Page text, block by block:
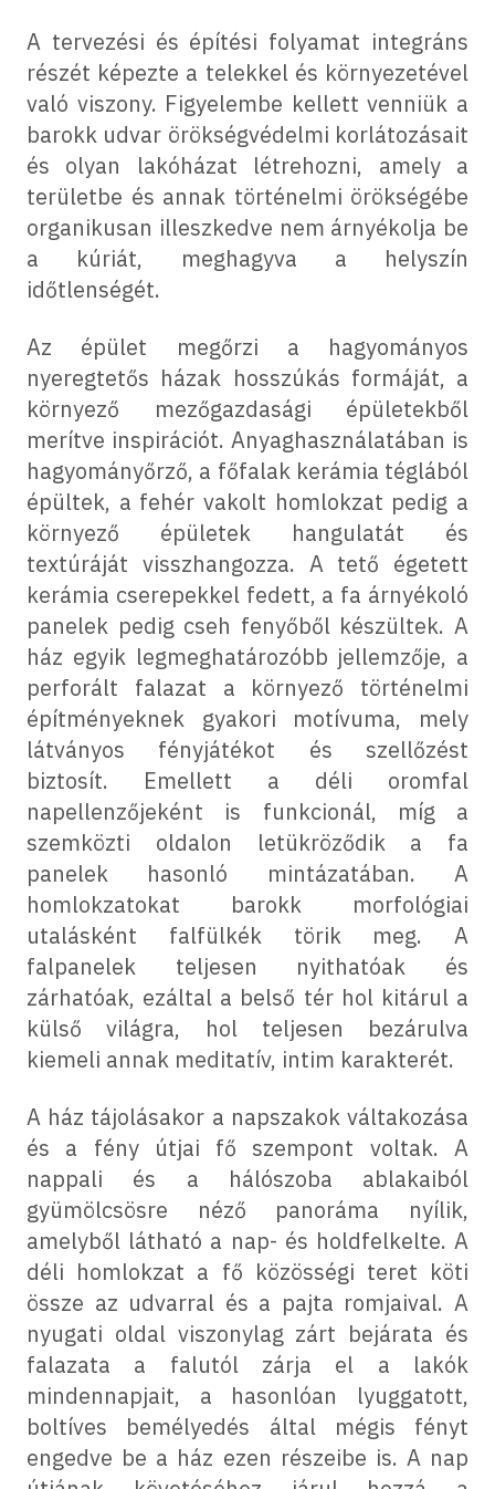
A tervezési és építési folyamat integráns
részét képezte a telekkel és környezetével
való viszony. Figyelembe kellett venniük a
barokk udvar örökségvédelmi korlátozásait
és olyan lakóházat létrehozni, amely a
területbe és annak történelmi örökségébe
organikusan illeszkedve nem árnyékolja be
a kúriát, meghagyva a helyszín
időtlenségét.
Az épület megőrzi a hagyományos
nyeregtetős házak hosszúkás formáját, a
környező mezőgazdasági épületekből
merítve inspirációt. Anyaghasználatában is
hagyományőrző, a főfalak kerámia téglából
épültek, a fehér vakolt homlokzat pedig a
környező épületek hangulatát és
textúráját visszhangozza. A tető égetett
kerámia cserepekkel fedett, a fa árnyékoló
panelek pedig cseh fenyőből készültek. A
ház egyik legmeghatározóbb jellemzője, a
perforált falazat a környező történelmi
építményeknek gyakori motívuma, mely
látványos fényjátékot és szellőzést
biztosít. Emellett a déli oromfal
napellenzőjeként is funkcionál, míg a
szemközti oldalon letükröződik a fa
panelek hasonló mintázatában. A
homlokzatokat barokk morfológiai
utalásként falfülkék törik meg. A
falpanelek teljesen nyithatóak és
zárhatóak, ezáltal a belső tér hol kitárul a
külső világra, hol teljesen bezárulva
kiemeli annak meditatív, intim karakterét.
A ház tájolásakor a napszakok váltakozása
és a fény útjai fő szempont voltak. A
nappali és a hálószoba ablakaiból
gyümölcsösre néző panoráma nyílik,
amelyből látható a nap- és holdfelkelte. A
déli homlokzat a fő közösségi teret köti
össze az udvarral és a pajta romjaival. A
nyugati oldal viszonylag zárt bejárata és
falazata a falutól zárja el a lakók
mindennapjait, a hasonlóan lyuggatott,
boltíves bemélyedés által mégis fényt
engedve be a ház ezen részeibe is. A nap